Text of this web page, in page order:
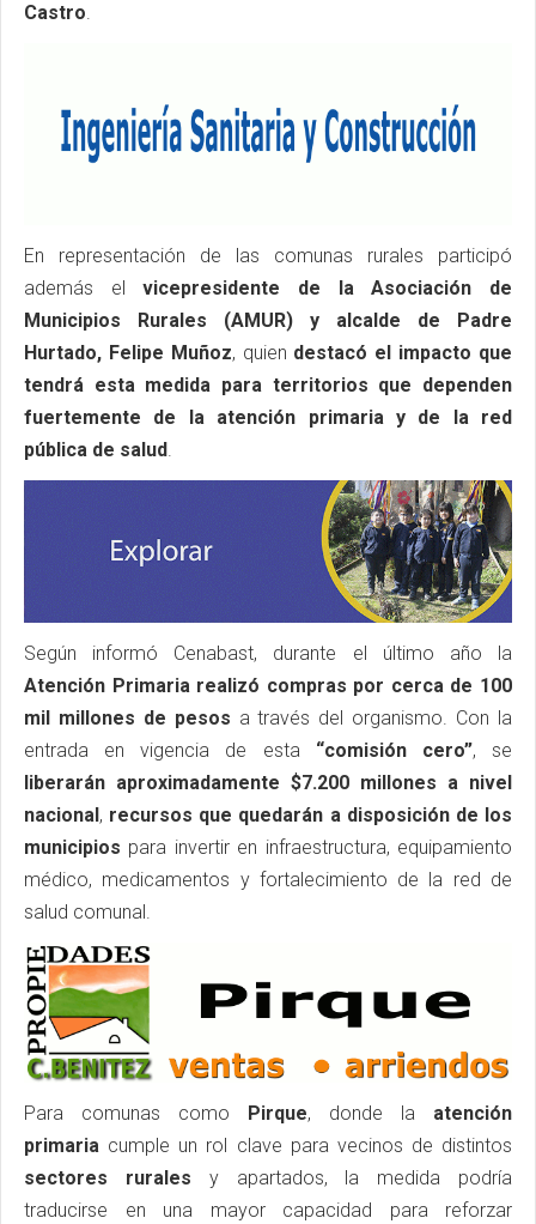
Castro.
En representación de las comunas rurales participó
además elvicepresidente de la Asociación de
Municipios Rurales (AMUR) y alcalde de Padre
Hurtado, Felipe Muñoz, quien destacó el impacto que
tendrá esta medida para territorios que dependen
fuertemente de la atención primaria y de la red
pública de salud
Según informó Cenabast, durante el último año la
Atención Primaria realizó compras por cerca de 100
mil millones de pesos a través del organismo. Con la
entrada en vigencia de esta “comisión cero”, se
liberarán aproximadamente $7.200 millones a nivel
nacional, recursos que quedarán a disposición de los
municipios para invertir en infraestructura, equipamiento
médico, medicamentos y fortalecimiento de la red de
salud comunal.
Para comunas como Pirque, donde la atención
primaria cumple un rol clave para vecinos de distintos
sectores rurales y apartados, la medida podría
traducirse en una mayor capacidad para reforzar